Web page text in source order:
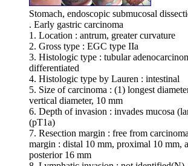
Stomach, endoscopic submucosal
. Early gastric carcinoma
1. Location : antrum, greater curvature
2. Gross type : EGC type IIa
3. Histologic type : tubular
differentiated
4. Histologic type by Lauren : intestinal
5. Size of carcinoma : (1) longest
vertical diameter, 10 mm
6. Depth of invasion : invades mucosa
(pT1a)
7. Resection margin : free from
margin : distal 10 mm, proximal 10 mm,
posterior 16 mm